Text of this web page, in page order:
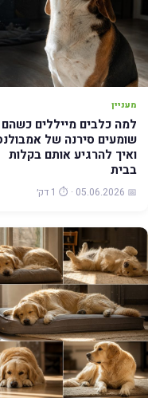
מעניין
למה כלבים מייללים כשהם
שומעים סירנה של אמבולנס
ואיך להרגיע אותם בקלות
בבית
📅 05.06.2026 · ⏱️ 1 דק׳